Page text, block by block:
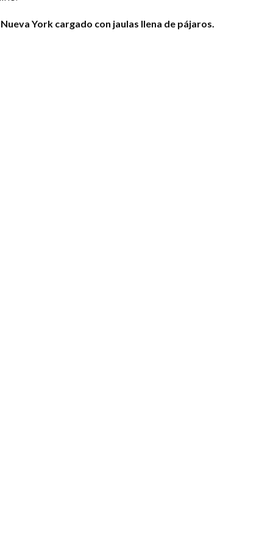
York cargado con jaulas llena de pájaros.